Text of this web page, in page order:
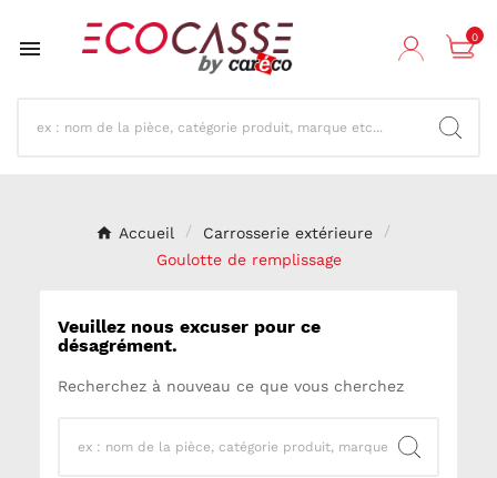
 0
Accueil
Carrosserie extérieure
Goulotte de remplissage
Veuillez nous excuser pour ce
désagrément.
Recherchez à nouveau ce que vous cherchez